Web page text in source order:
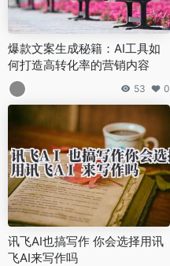
爆款文案生成秘籍：AI工具如
何打造高转化率的营销内容
53 0
讯飞AI也搞写作 你会选择用讯
飞AI来写作吗